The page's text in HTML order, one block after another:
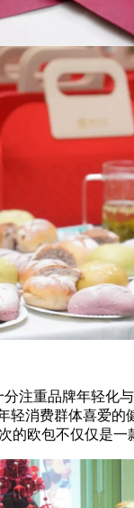
重品牌年轻化
消费群体喜爱
欧包不仅仅是一